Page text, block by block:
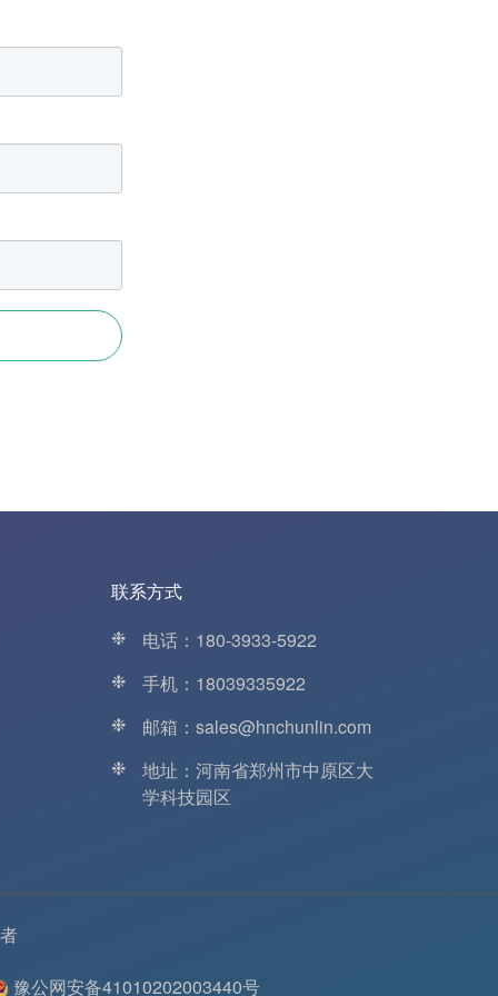
联系方式
❉
电话：180-3933-5922
❉
手机：18039335922
❉
邮箱：sales@hnchunlin.com
❉
地址：河南省郑州市中原区大
学科技园区
豫公网安备41010202003440号